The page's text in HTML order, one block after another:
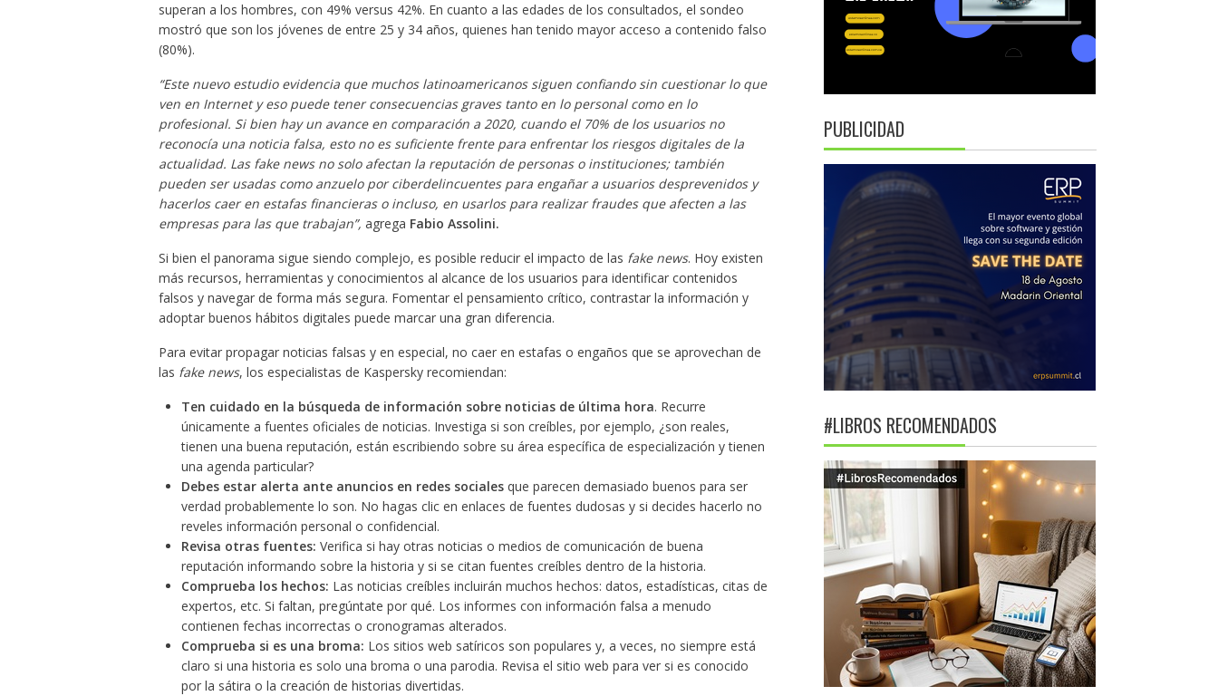
superan a los hombres, con 49% versus 42%. En cuanto a las edades de los consultados, el sondeo
mostró que son los jóvenes de entre 25 y 34 años, quienes han tenido mayor acceso a contenido falso
(80%).
“Este nuevo estudio evidencia que muchos latinoamericanos siguen confiando sin cuestionar lo que
ven en Internet y eso puede tener consecuencias graves tanto en lo personal como en lo
profesional. Si bien hay un avance en comparación a 2020, cuando el 70% de los usuarios no
reconocía una noticia falsa, esto no es suficiente frente para enfrentar los riesgos digitales de la
actualidad. Las fake news no solo afectan la reputación de personas o instituciones; también
pueden ser usadas como anzuelo por ciberdelincuentes para engañar a usuarios desprevenidos y
hacerlos caer en estafas financieras o incluso, en usarlos para realizar fraudes que afecten a las
empresas para las que trabajan”, agrega Fabio Assolini.
Si bien el panorama sigue siendo complejo, es posible reducir el impacto de las fake news. Hoy existen
más recursos, herramientas y conocimientos al alcance de los usuarios para identificar contenidos
falsos y navegar de forma más segura. Fomentar el pensamiento crítico, contrastar la información y
adoptar buenos hábitos digitales puede marcar una gran diferencia.
Para evitar propagar noticias falsas y en especial, no caer en estafas o engaños que se aprovechan de
las fake news, los especialistas de Kaspersky recomiendan:
Ten cuidado en la búsqueda de información sobre noticias de última hora. Recurre
únicamente a fuentes oficiales de noticias. Investiga si son creíbles, por ejemplo, ¿son reales,
tienen una buena reputación, están escribiendo sobre su área específica de especialización y tienen
una agenda particular?
Debes estar alerta ante anuncios en redes socialesque parecen demasiado buenos para ser
verdad probablemente lo son. No hagas clic en enlaces de fuentes dudosas y si decides hacerlo no
reveles información personal o confidencial.
Revisa otras fuentes: Verifica si hay otras noticias o medios de comunicación de buena
reputación informando sobre la historia y si se citan fuentes creíbles dentro de la historia.
Comprueba los hechos: Las noticias creíbles incluirán muchos hechos: datos, estadísticas, citas de
expertos, etc. Si faltan, pregúntate por qué. Los informes con información falsa a menudo
contienen fechas incorrectas o cronogramas alterados.
Comprueba si es una broma: Los sitios web satíricos son populares y, a veces, no siempre está
claro si una historia es solo una broma o una parodia. Revisa el sitio web para ver si es conocido
por la sátira o la creación de historias divertidas.
PUBLICIDAD
#LIBROS RECOMENDADOS